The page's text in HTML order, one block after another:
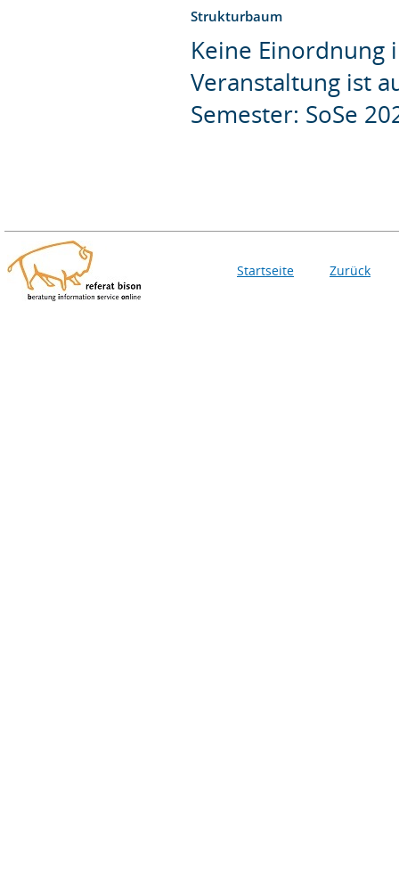
Strukturbaum
Keine Einordnung
Veranstaltung ist
Semester: SoSe
Startseite Zurück